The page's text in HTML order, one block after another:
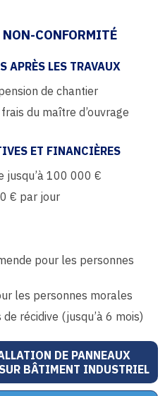
DE PANNEAUX
BÂTIMENT INDUSTRIEL
CONFORMITÉ
APRÈS LES TRAVAUX
de chantier
du maître d’ouvrage
ET FINANCIÈRES
jusqu’à 100 000 €
€ par jour
pour les personnes
les personnes morales
récidive (jusqu’à 6 mois)